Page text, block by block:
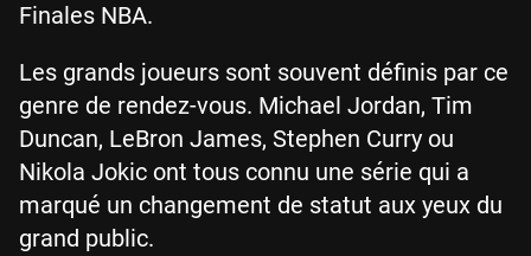
Finales NBA.
Les grands joueurs sont souvent définis par ce
genre de rendez-vous. Michael Jordan, Tim
Duncan, LeBron James, Stephen Curry ou
Nikola Jokic ont tous connu une série qui a
marqué un changement de statut aux yeux du
grand public.